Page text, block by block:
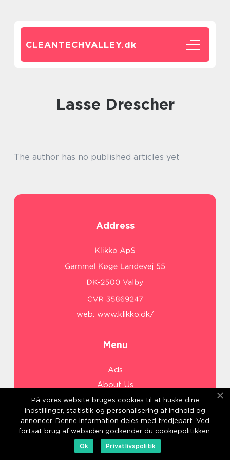
CLEANTECHVALLEY.dk
Lasse Drescher
The author has no published articles yet
Address
web: www.klikko.dk/
Menu
Ads
About Us
Cookies
Contact
Sitemap
På vores website bruges cookies til at huske dine
indstillinger, statistik og personalisering af indhold og
annoncer. Denne information deles med tredjepart. Ved
fortsat brug af websiden godkender du cookiepolitikken.
Ok
Privatlivspolitik